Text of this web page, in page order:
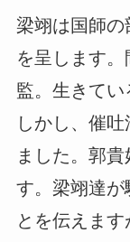
梁翊は国師の
を呈します
監。生きてい
しかし、催
ました。郭
す。梁翊達が
とを伝えま